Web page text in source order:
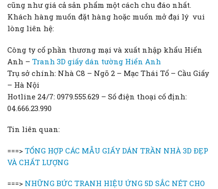
cũng như giá cả sản phẩm một cách chu đáo nhất.
Khách hàng muốn đặt hàng hoặc muốn mở đại lý vui
lòng liên hệ:
Công ty cổ phần thương mại và xuất nhập khẩu Hiển
Anh – Tranh 3D giấy dán tường Hiển Anh
Trụ sở chính: Nhà C8 – Ngõ 2 – Mạc Thái Tổ – Cầu Giấy
– Hà Nội
Hotline 24/7: 0979.555.629 – Số điện thoại cố định:
04.666.23.990
Tin liên quan:
===> TỔNG HỢP CÁC MẪU GIẤY DÁN TRẦN NHÀ 3D ĐẸP
VÀ CHẤT LƯỢNG
===> NHỮNG BỨC TRANH HIỆU ỨNG 5D SẮC NÉT CHO